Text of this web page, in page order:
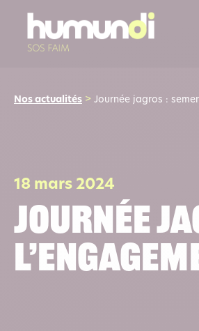
Nos actualités > Journée jagros :
18 mars 2024
Journée